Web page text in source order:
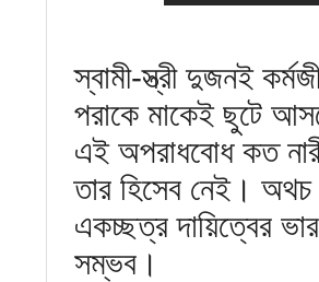
স্বামী-স্ত্রী দুজনই
পরাকে মাকেই ছুটে
এই অপরাধবোধ কত
তার হিসেব নেই। অথচ
একচ্ছত্র দায়িত্বের
সম্ভব।